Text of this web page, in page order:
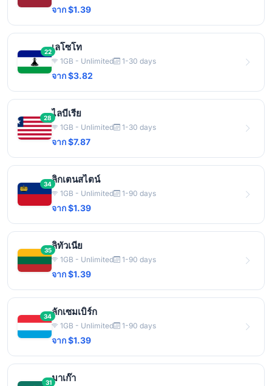
จาก $1.39
22เลโซโท
1GB - Unlimited 1-30 days
จาก $3.82
28ไลบีเรีย
1GB - Unlimited 1-30 days
จาก $7.87
34ลิกเตนสไตน์
1GB - Unlimited 1-90 days
จาก $1.39
35ลิทัวเนีย
1GB - Unlimited 1-90 days
จาก $1.39
34ลักเซมเบิร์ก
1GB - Unlimited 1-90 days
จาก $1.39
31มาเก๊า